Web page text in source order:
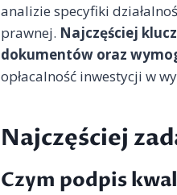
analizie specyfiki
prawnej. Najczęściej
dokumentów oraz
opłacalność inwestycji w
Najczęściej
Czym podpis